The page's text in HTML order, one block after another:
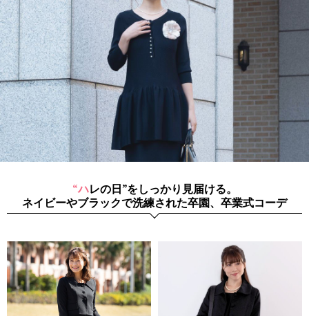
“ハレの日”をしっかり見届ける。
ネイビーやブラックで洗練された卒園、卒業式コーデ